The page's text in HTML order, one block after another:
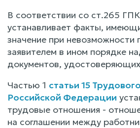
В соответствии со ст.265
устанавливает факты,
значение при невозможности
заявителем в ином порядке
документов,
Частью 1 статьи 15
Российской Федерации
трудовые отношения -
на соглашении между